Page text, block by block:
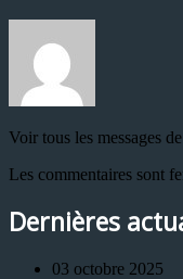
Voir tous les messages
Les commentaires sont
Dernières
03 octobre 2025